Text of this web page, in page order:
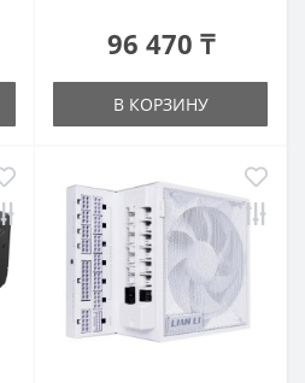
96 470 ₸
В КОРЗИНУ